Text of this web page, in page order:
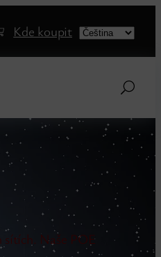
Kde koupit Choose
Naše POE